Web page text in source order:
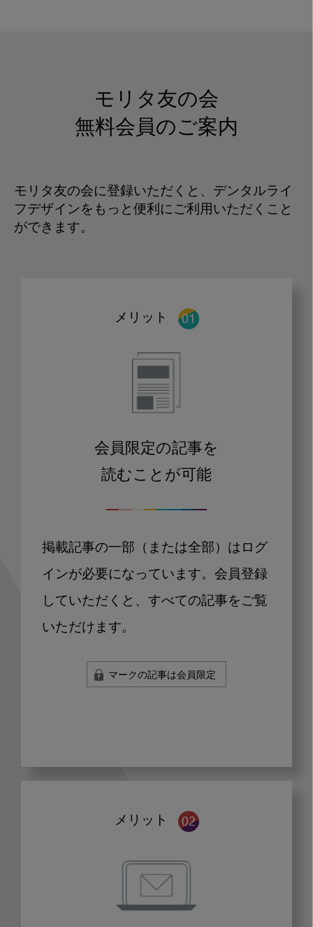
モリタ友の会
無料会員のご案内
モリタ友の会に登録いただくと、デンタルライ
フデザインをもっと便利にご利用いただくこと
ができます。
メリット
会員限定の記事を
読むことが可能
掲載記事の一部（または全部）はログ
インが必要になっています。会員登録
していただくと、すべての記事をご覧
いただけます。
マークの記事は会員限定
メリット